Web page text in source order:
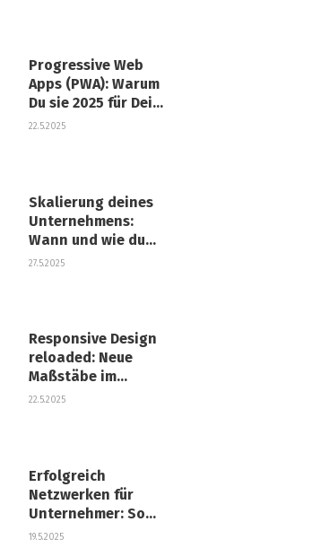
Progressive Web
Apps (PWA): Warum
Du sie 2025 für Dein
Business brauchst
22.5.2025
Skalierung deines
Unternehmens:
Wann und wie du
wachsen solltest
27.5.2025
Responsive Design
reloaded: Neue
Maßstäbe im
mobilen Web 2025
22.5.2025
Erfolgreich
Netzwerken für
Unternehmer: So
baust du dein
19.5.2025